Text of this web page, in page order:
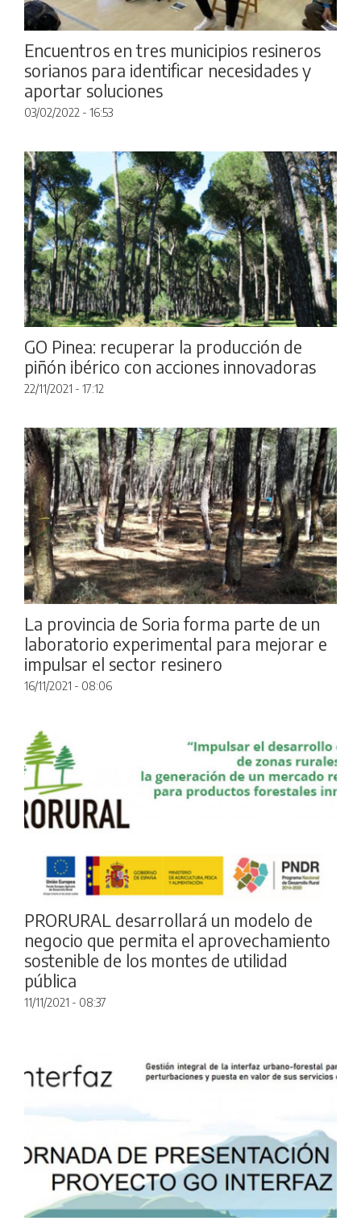
Encuentros en tres municipios resineros
sorianos para identificar necesidades y
aportar soluciones
03/02/2022 - 16:53
GO Pinea: recuperar la producción de
piñón ibérico con acciones innovadoras
22/11/2021 - 17:12
La provincia de Soria forma parte de un
laboratorio experimental para mejorar e
impulsar el sector resinero
16/11/2021 - 08:06
PRORURAL desarrollará un modelo de
negocio que permita el aprovechamiento
sostenible de los montes de utilidad
pública
11/11/2021 - 08:37